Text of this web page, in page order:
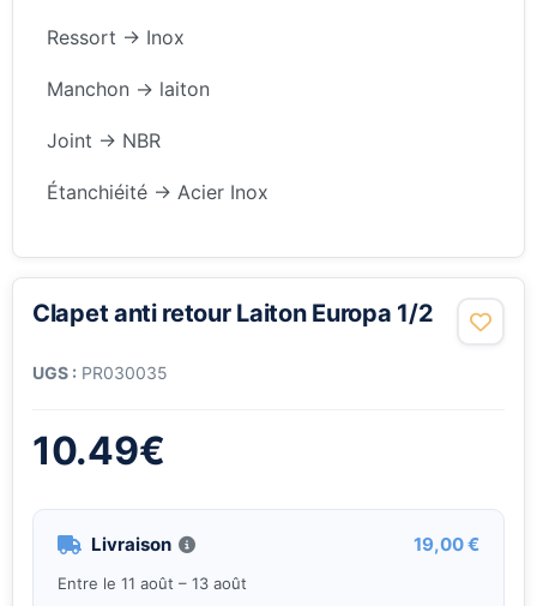
Ressort -> Inox
Manchon -> laiton
Joint -> NBR
Étanchiéité -> Acier Inox
Clapet anti retour Laiton Europa 1/2
UGS : PR030035
10.49€
Livraison 19,00 €
Entre le 11 août – 13 août